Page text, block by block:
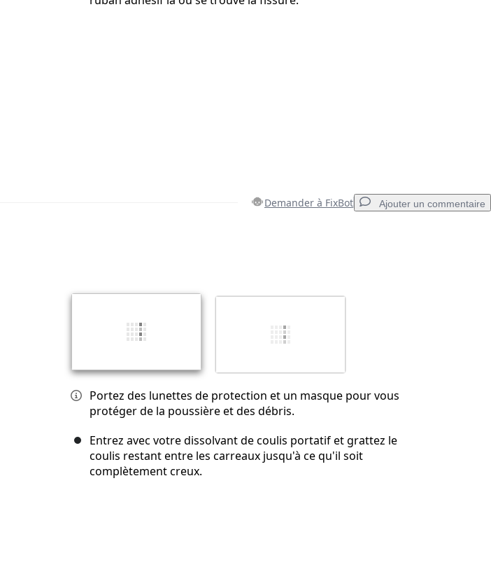
Demander à FixBot Ajouter un commentaire
Portez des lunettes de protection et un masque pour vous
protéger de la poussière et des débris.
Entrez avec votre dissolvant de coulis portatif et grattez le
coulis restant entre les carreaux jusqu'à ce qu'il soit
complètement creux.